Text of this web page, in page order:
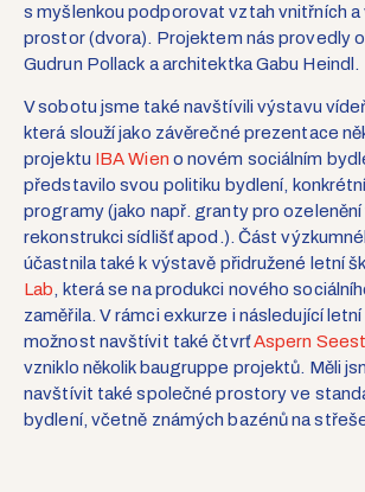
s myšlenkou podporovat vztah vnitřních a
prostor (dvora). Projektem nás provedly
Gudrun Pollack a architektka Gabu Heindl
V sobotu jsme také navštívili výstavu
která slouží jako závěrečné prezentace
projektu IBA Wien o novém sociálním
představilo svou politiku bydlení,
programy(jako např. granty pro ozelenění
rekonstrukci sídlišť apod.). Část
účastnila také k výstavě přidružené letní
Lab , která se na produkci nového
zaměřila. V rámci exkurze i následující
možnost navštívit také čtvrťAspern
vzniklo několik baugruppe projektů. Měli
navštívit také společné prostory ve
bydlení, včetně známých bazénů na